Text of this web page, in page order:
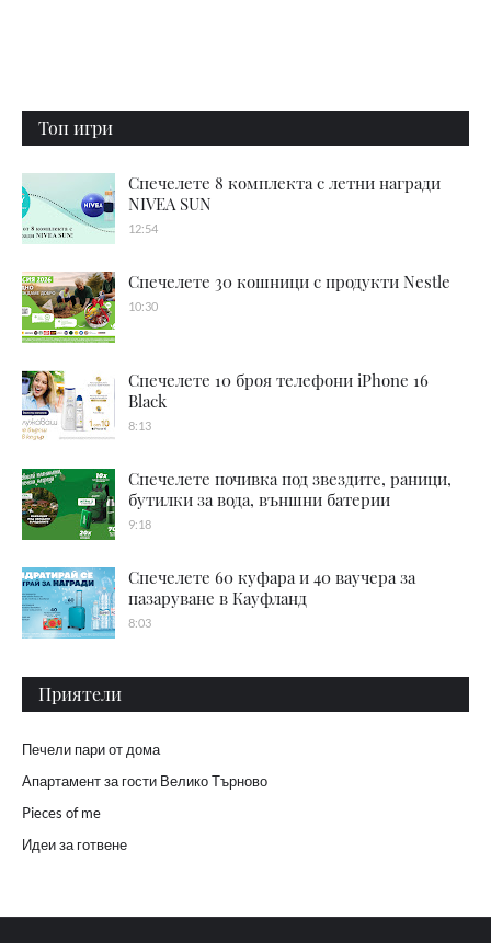
Топ игри
Спечелете 8 комплекта с летни награди
NIVEA SUN
12:54
Спечелете 30 кошници с продукти Nestle
10:30
Спечелете 10 броя телефони iPhone 16
Black
8:13
Спечелете почивка под звездите, раници,
бутилки за вода, външни батерии
9:18
Спечелете 60 куфара и 40 ваучера за
пазаруване в Кауфланд
8:03
Приятели
Печели пари от дома
Апартамент за гости Велико Търново
Pieces of me
Идеи за готвене